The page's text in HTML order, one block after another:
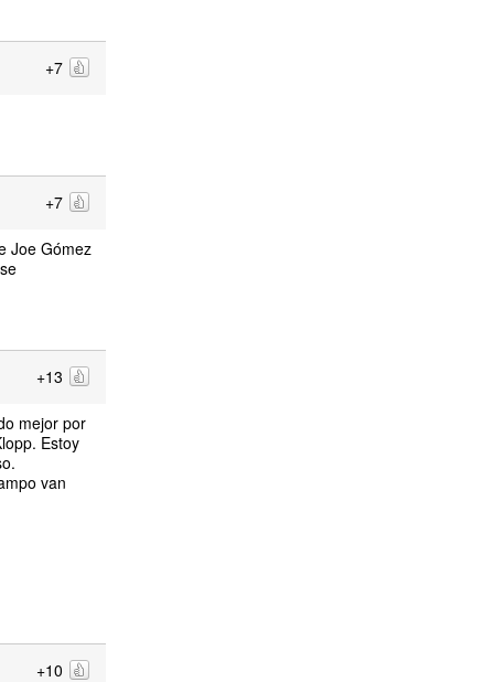
+7
+7
Joe Gómez
+13
mejor por
Estoy
van
+10